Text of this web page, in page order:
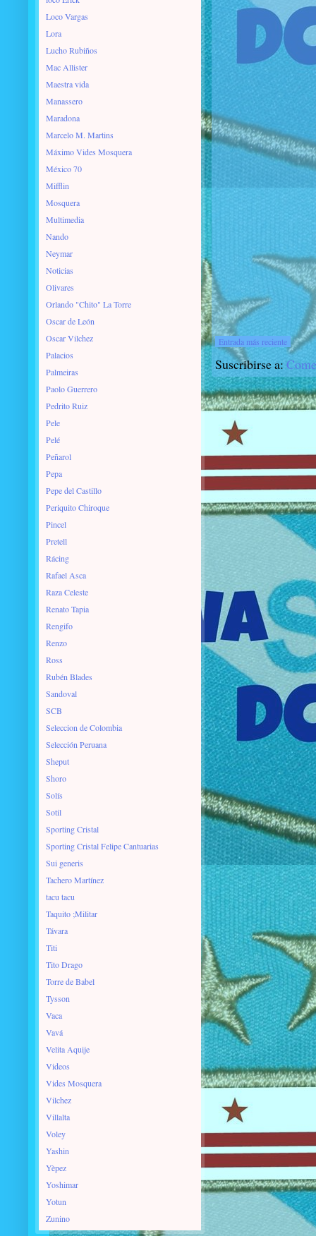
Entrada más reciente
Suscribirse a:
Loco Vargas
Lora
Lucho Rubiños
Mac Allister
Maestra vida
Manassero
Maradona
Marcelo M. Martins
Máximo Vides Mosquera
México 70
Mifflin
Mosquera
Multimedia
Nando
Neymar
Noticias
Olivares
Orlando "Chito" La Torre
Oscar de León
Oscar Vilchez
Palacios
Palmeiras
Paolo Guerrero
Pedrito Ruiz
Pele
Pelé
Peñarol
Pepa
Pepe del Castillo
Periquito Chiroque
Pincel
Pretell
Rácing
Rafael Asca
Raza Celeste
Renato Tapia
Rengifo
Renzo
Ross
Rubén Blades
Sandoval
SCB
Seleccion de Colombia
Selección Peruana
Sheput
Shoro
Solís
Sotil
Sporting Cristal
Sporting Cristal Felipe Cantuarias
Sui generis
Tachero Martínez
tacu tacu
Taquito ;Militar
Távara
Titi
Tito Drago
Torre de Babel
Tysson
Vaca
Vavá
Velita Aquije
Videos
Vides Mosquera
Vilchez
Villalta
Voley
Yashin
Yèpez
Yoshimar
Yotun
Zunino